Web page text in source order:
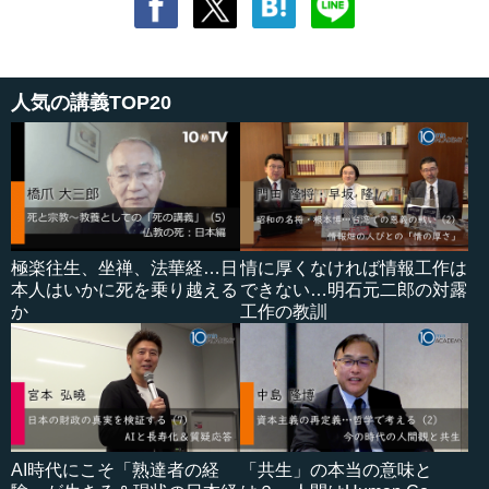
人気の講義TOP20
極楽往生、坐禅、法華経…日
本人はいかに死を乗り越える
か
情に厚くなければ情報工作は
できない…明石元二郎の対露
工作の教訓
AI時代にこそ「熟達者の経
「共生」の本当の意味と